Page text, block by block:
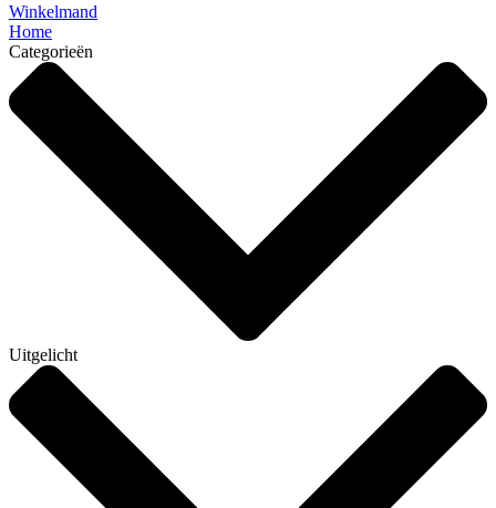
Winkelmand
Home
Categorieën
Uitgelicht